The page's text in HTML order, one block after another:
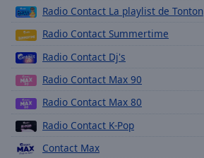
Descriptions
descriptions
off
selected
Radio Contact La playlist de Tonton
Radio Contact Summertime
Radio Contact Dj's
Radio Contact Max 90
Radio Contact Max 80
Radio Contact K-Pop
Contact Max